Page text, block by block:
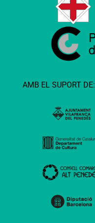
AMB EL SUPORT DE: